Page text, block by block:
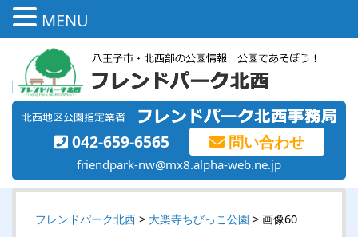
042-659-6565 問い合わせ
friendpark-nw@mx8.alpha-web.ne.jp
フレンドパーク北西 > 大楽寺ちびっこ公園 > 画像60
MENU